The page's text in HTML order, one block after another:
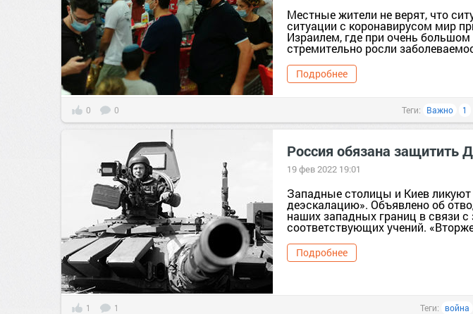
Местные жители не верят, что
ситуации с коронавирусом мир
Израилем, где при очень
стремительно росли
Подробнее
0 0 Теги: Важно 1
Россия обязана защитить
19 фев 2022 19:01
Западные столицы и Киев
деэскалацию». Объявлено об
наших западных границ в связи
соответствующих учений.
Подробнее
1 1 Теги: война